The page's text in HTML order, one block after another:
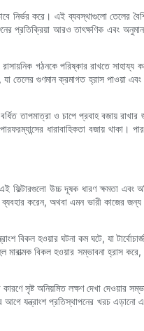
নির্ভর করে। এই ব্যবস্থাগুলো তেলের
প্রতিক্রিয়া আরও তাৎক্ষণিক এবং
গঠনকে পরিষ্কার রাখতে সাহায্য
যা তেলের গুণমান ক্রমাগত হ্রাস পাওয়া
তাপমাত্রা ও চাপে প্রবাহ বজায়
ধারাবাহিকতা বজায় থাকা।
ফিল্টারগুলো উচ্চ দূষক ধারণ ক্ষমতা
করেন, অথবা এমন ভারী কাজের জন্য
বিকল হওয়ার ঘটনা কম ঘটে, যা
মারাত্মক বিকল হওয়ার সম্ভাবনা হ্রাস
সৃষ্ট অনিয়মিত লক্ষণ দেখা দেওয়ার
যন্ত্রাংশ প্রতিস্থাপনের খরচ এড়ানো